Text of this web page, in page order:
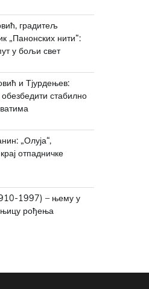
градитељ
„Панонских нити“:
у бољи свет
и Тјурдењев:
стабилно
„Олуја“,
отпадничке
1997) – њему у
рођења